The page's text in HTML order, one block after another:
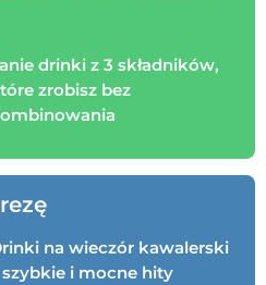
drinki z 3 składników,
zrobisz bez
na wieczór kawalerski
szybkie i mocne hity